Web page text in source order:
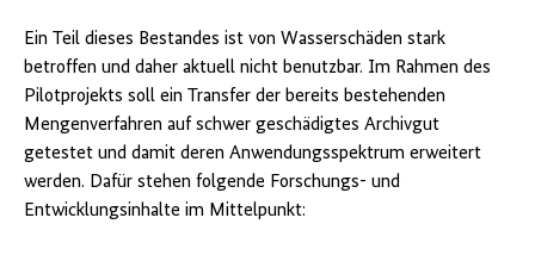
Ein Teil dieses Bestandes ist von Wasserschäden stark
betroffen und daher aktuell nicht benutzbar. Im Rahmen des
Pilotprojekts soll ein Transfer der bereits bestehenden
Mengenverfahren auf schwer geschädigtes Archivgut
getestet und damit deren Anwendungsspektrum erweitert
werden. Dafür stehen folgende Forschungs- und
Entwicklungsinhalte im Mittelpunkt: